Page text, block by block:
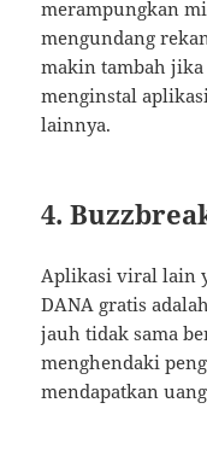
merampungkan
mengundang
makin tambah
menginstal
lainnya.
4.
Aplikasi viral lain
DANA gratis
jauh tidak sama
menghendaki
mendapatkan